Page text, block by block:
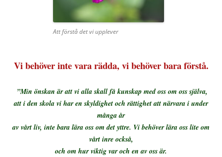
Att förstå det vi upplever
Vi behöver inte vara rädda, vi behöver bara förstå.
”Min önskan är att vi alla skall få kunskap med oss om oss själva,
att i den skola vi har en skyldighet och rättighet att närvara i under
många år
av vårt liv, inte bara lära oss om det yttre. Vi behöver lära oss lite om
vårt inre också,
och om hur viktig var och en av oss är.